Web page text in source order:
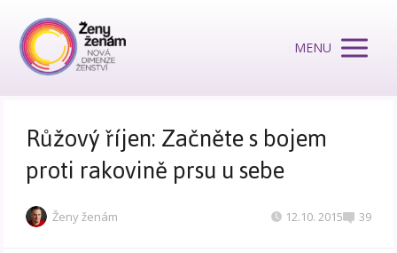
MENU
Růžový říjen: Začněte s bojem
proti rakovině prsu u sebe
Ženy ženám 12.10. 2015 39